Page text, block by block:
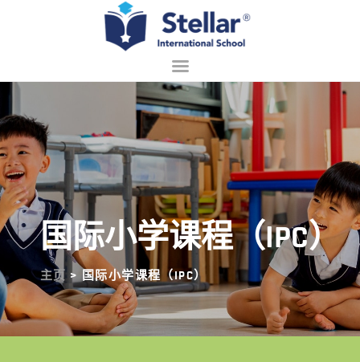
主页
关于我们
招生
学习
校园生活
中文 (中国)
国际小学课程（IPC）
主页 > 国际小学课程（IPC）